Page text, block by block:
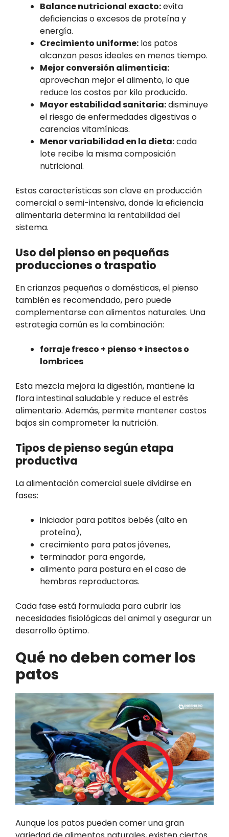
Balance nutricional exacto:evita
deficiencias o excesos de proteína y
energía.
Crecimiento uniforme: los patos
alcanzan pesos ideales en menos tiempo.
Mejor conversión alimenticia:
aprovechan mejor el alimento, lo que
reduce los costos por kilo producido.
Mayor estabilidad sanitaria:disminuye
el riesgo de enfermedades digestivas o
carencias vitamínicas.
Menor variabilidad en la dieta:cada
lote recibe la misma composición
nutricional.
Estas características son clave en producción
comercial o semi-intensiva, donde la eficiencia
alimentaria determina la rentabilidad del
sistema.
Uso del pienso en pequeñas
producciones o traspatio
En crianzas pequeñas o domésticas, el pienso
también es recomendado, pero puede
complementarse con alimentos naturales. Una
estrategia común es la combinación:
forraje fresco + pienso + insectos o
lombrices
Esta mezcla mejora la digestión, mantiene la
flora intestinal saludable y reduce el estrés
alimentario. Además, permite mantener costos
bajos sin comprometer la nutrición.
Tipos de pienso según etapa
productiva
La alimentación comercial suele dividirse en
fases:
iniciador para patitos bebés (alto en
proteína),
crecimiento para patos jóvenes,
terminador para engorde,
alimento para postura en el caso de
hembras reproductoras.
Cada fase está formulada para cubrir las
necesidades fisiológicas del animal y asegurar un
desarrollo óptimo.
Qué no deben comer los
patos
Aunque los patos pueden comer una gran